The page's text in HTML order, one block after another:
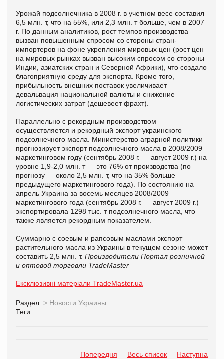
Урожай подсолнечника в 2008 г. в учетном весе составил
6,5 млн. т, что на 55%, или 2,3 млн. т больше, чем в 2007
г. По данным аналитиков, рост темпов производства
вызван повышенным спросом со стороны стран-
импортеров на фоне укрепления мировых цен (рост цен
на мировых рынках вызван высоким спросом со стороны
Индии, азиатских стран и Северной Африки), что создало
благоприятную среду для экспорта. Кроме того,
прибыльность внешних поставок увеличивает
девальвация национальной валюты и снижение
логистических затрат (дешевеет фрахт).
Параллельно с рекордным производством
осуществляется и рекордный экспорт украинского
подсолнечного масла. Министерство аграрной политики
прогнозирует экспорт подсолнечного масла в 2008/2009
маркетинговом году (сентябрь 2008 г. — август 2009 г.) на
уровне 1,9-2,0 млн. т — это 76% от производства (по
прогнозу — около 2,5 млн. т, что на 35% больше
предыдущего маркетингового года). По состоянию на
апрель Украина за восемь месяцев 2008/2009
маркетингового года (сентябрь 2008 г. — август 2009 г.)
экспортировала 1298 тыс. т подсолнечного масла, что
также является рекордным показателем.
Суммарно с соевым и рапсовым маслами экспорт
растительного масла из Украины в текущем сезоне может
составить 2,5 млн. т. Производители Портал розничной
и оптовой торговли TradeMaster
Ексклюзивні матеріали TradeMaster.ua
Раздел: > Новости Украины
Теги:
Попередня Весь список Наступна